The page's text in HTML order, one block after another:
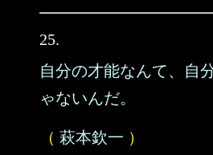
25.
自分の才能なんて、自
ゃないんだ。
（ 萩本欽一 ）